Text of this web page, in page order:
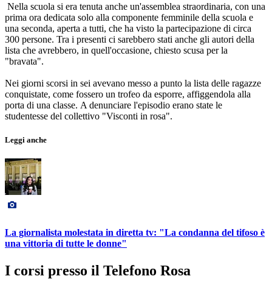
Nella scuola si era tenuta anche un'assemblea straordinaria, con una
prima ora dedicata solo alla componente femminile della scuola e
una seconda, aperta a tutti, che ha visto la partecipazione di circa
300 persone. Tra i presenti ci sarebbero stati anche gli autori della
lista che avrebbero, in quell'occasione, chiesto scusa per la
"bravata".
Nei giorni scorsi in sei avevano messo a punto la lista delle ragazze
conquistate, come fossero un trofeo da esporre, affiggendola alla
porta di una classe. A denunciare l'episodio erano state le
studentesse del collettivo "Visconti in rosa".
Leggi anche
La giornalista molestata in diretta tv: "La condanna del tifoso è
una vittoria di tutte le donne"
I corsi presso il Telefono Rosa